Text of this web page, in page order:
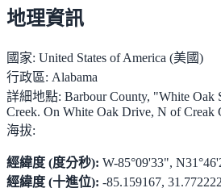
地理資訊
國家: United States of America (美國)
行政區: Alabama
詳細地點: Barbour County, "White Oak
Creek. On White Oak Drive, N of Creak
海拔:
經緯度 (度分秒): W-85°09'33",
經緯度 (十進位): -85.159167, 31.772222